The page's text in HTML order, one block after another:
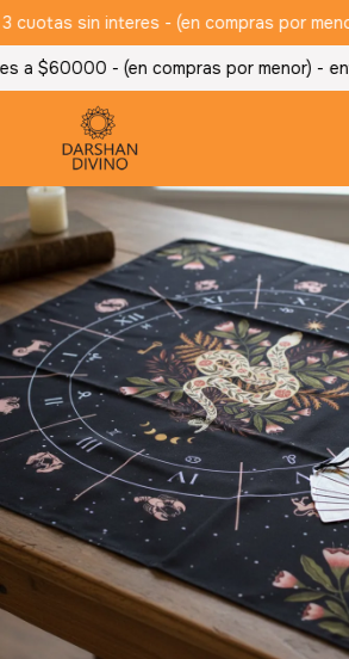
sin interes - (en compras por menor)
$60000 - (en compras por menor) -